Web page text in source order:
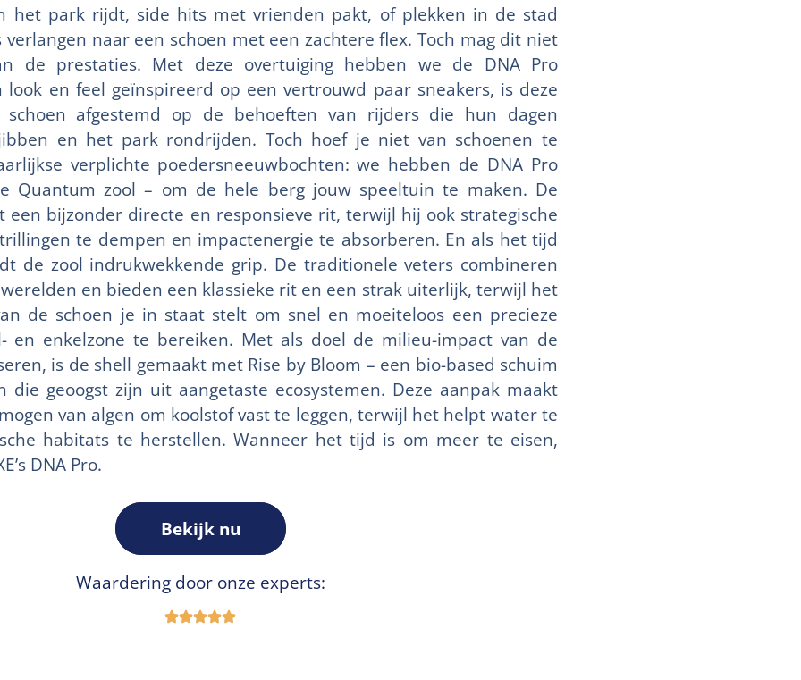
het park rijdt, side hits met vrienden pakt, of plekken in de stad
naar een schoen met een zachtere flex. Toch mag dit niet
de prestaties. Met deze overtuiging hebben we de DNA Pro
look en feel geïnspireerd op een vertrouwd paar sneakers, is deze
schoen afgestemd op de behoeften van rijders die hun dagen
en het park rondrijden. Toch hoef je niet van schoenen te
verplichte poedersneeuwbochten: we hebben de DNA Pro
Quantum zool – om de hele berg jouw speeltuin te maken. De
een bijzonder directe en responsieve rit, terwijl hij ook strategische
te dempen en impactenergie te absorberen. En als het tijd
de zool indrukwekkende grip. De traditionele veters combineren
en bieden een klassieke rit en een strak uiterlijk, terwijl het
de schoen je in staat stelt om snel en moeiteloos een precieze
en enkelzone te bereiken. Met als doel de milieu-impact van de
is de shell gemaakt met Rise by Bloom – een bio-based schuim
die geoogst zijn uit aangetaste ecosystemen. Deze aanpak maakt
van algen om koolstof vast te leggen, terwijl het helpt water te
habitats te herstellen. Wanneer het tijd is om meer te eisen,
DNA Pro.
Bekijk nu
Waardering door onze experts: